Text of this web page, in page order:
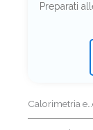
Preparati
Calorimetria